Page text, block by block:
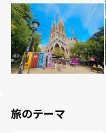
旅のテーマ